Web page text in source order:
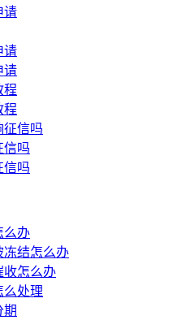
请
请
请
程
程
征信吗
信吗
信吗
么办
冻结怎么办
收怎么办
么处理
期